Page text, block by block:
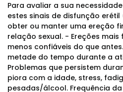
Para avaliar a sua
estes sinais de disfunção
obter ou manter uma ereção
relação sexual. - Ereções
menos confiáveis do que
metade do tempo durante a
Problemas que persistem
piora com a idade, stress,
pesadas/álcool. Frequência